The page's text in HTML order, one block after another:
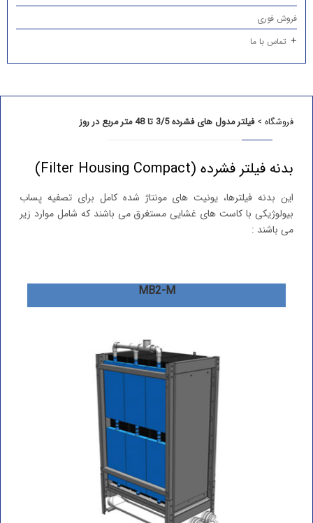
فروش فوری
تماس با ما
فروشگاه >فیلتر مدول های فشرده 3/5 تا 48 متر مربع در روز
بدنه فیلتر فشرده (Filter Housing Compact)
این بدنه فیلترها، یونیت های مونتاژ شده کامل برای تصفیه پساب
بیولوژیکی با کاست های غشایی مستغرق می باشند که شامل موارد زیر
می باشند :
MB2-M